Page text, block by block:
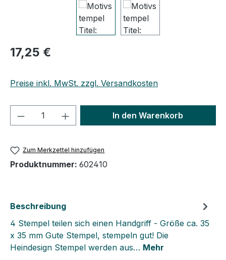
Regulärer Preis:
17,25 €
Preise inkl. MwSt. zzgl. Versandkosten
Produkt Anzahl: Gib denIn den Warenkorb
Zum Merkzettel hinzufügen
Produktnummer: 602410
Beschreibung
4 Stempel teilen sich einen Handgriff - Größe ca. 35
x 35 mm Gute Stempel, stempeln gut! Die
Heindesign Stempel werden aus… Mehr